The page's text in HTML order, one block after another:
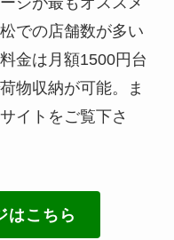
での店舗数が多い
金は月額1500円台
物収納が可能。ま
イトをご覧下さ
はこちら